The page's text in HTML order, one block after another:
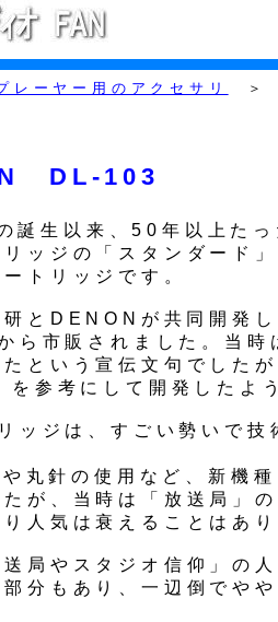
レーヤー用のアクセサリ
DL-103
生以来、50年以上たっ
ッジの「スタンダード
トリッジです。
研とDENONが共同開発
ら市販されました。当時
という宣伝文句でした
を参考にして開発したよ
ッジは、すごい勢いで技
丸針の使用など、新機
が、当時は「放送局」
り人気は衰えることはあ
局やスタジオ信仰」の
分もあり、一辺倒でや